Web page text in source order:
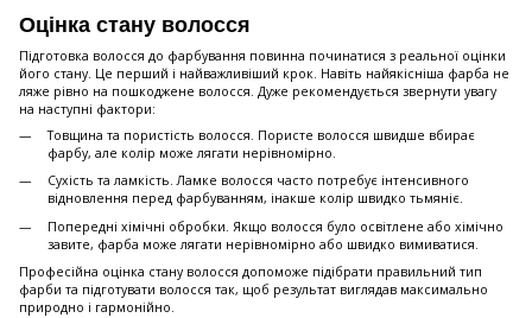
Оцінка стану волосся
Підготовка волосся до фарбування повинна починатися з реальної оцінки
його стану. Це перший і найважливіший крок. Навіть найякісніша фарба не
ляже рівно на пошкоджене волосся. Дуже рекомендується звернути увагу
на наступні фактори:
Товщина та пористість волосся. Пористе волосся швидше вбирає
фарбу, але колір може лягати нерівномірно.
Сухість та ламкість. Ламке волосся часто потребує інтенсивного
відновлення перед фарбуванням, інакше колір швидко тьмяніє.
Попередні хімічні обробки. Якщо волосся було освітлене або хімічно
завите, фарба може лягати нерівномірно або швидко вимиватися.
Професійна оцінка стану волосся допоможе підібрати правильний тип
фарби та підготувати волосся так, щоб результат виглядав максимально
природно і гармонійно.